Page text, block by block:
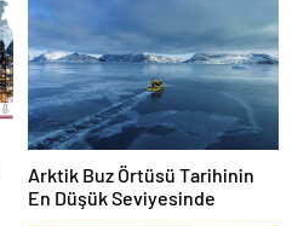
Arktik Buz Örtüsü Tarihinin
En Düşük Seviyesinde